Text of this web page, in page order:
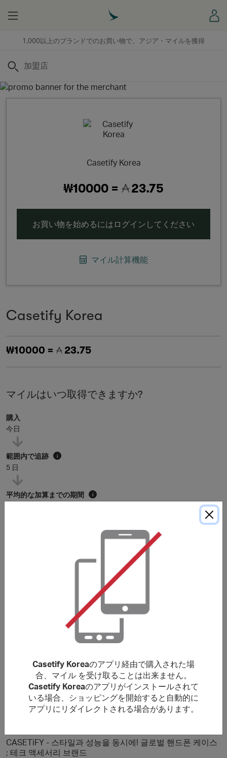
1,000以上のブランドでのお買い物で、アジア・マイルを獲得
Menu
検索
Casetify Korea
₩10000 = 23.75
お買い物を始めるにはログインしてください
マイル計算機能
Casetify Korea
₩10000 = 23.75
マイルはいつ取得できますか?
購入
今日
範囲内で追跡 i
5 日
平均的な加算までの期間 i
* 上記の平均点な加算までの期間は参考例です。購入条件に特に記載が無い限
日以内に加算されますが、加盟店によってはさらに長く
표시된 리워드는 Casetify에 처음 주문한 거래만 적용됩니다.
처음 주문 아닌 경우에는 표시된 리워드보다 적게 적립됩니
드가 무효화될 수 있습니다. 또한 운송료/배송료/수수료 또는
각종 세금(VAT, GST등 포함되나 이에 국한되지 않음)에는 리
워드가 적립되지 않습니다.
について Casetify Korea
CASETiFY - 스타일과 성능을 동시에! 글로벌 핸드폰 케이스
; 테크 액세서리 브랜드
Casetify Koreaのアプリ経由で購入された場
合、マイル を受け取ることは出来ません。
Casetify Koreaのアプリがインストールされて
いる場合、ショッピングを開始すると自動的に
アプリにリダイレクトされる場合があります。